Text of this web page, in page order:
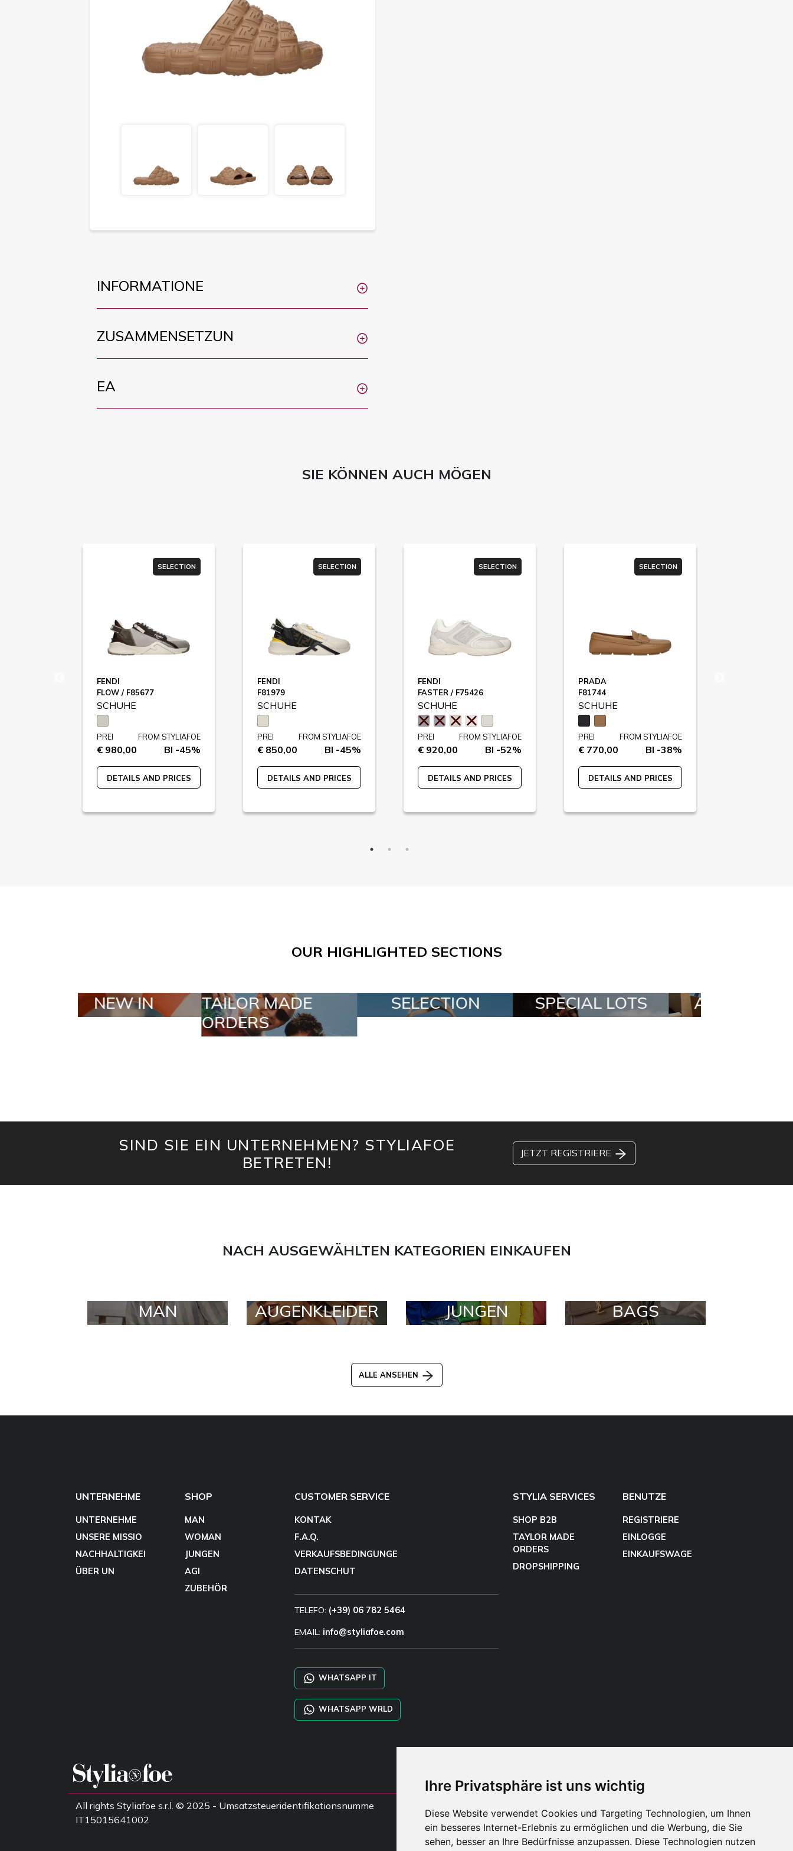
Ihre Privatsphäre ist uns wichtig
Diese Website verwendet Cookies und Targeting Technologien, um Ihnen
ein besseres Internet-Erlebnis zu ermöglichen und die Werbung, die Sie
sehen, besser an Ihre Bedürfnisse anzupassen. Diese Technologien nutzen
INFORMATIONE
ZUSAMMENSETZUN
EA
SIE KÖNNEN AUCH MÖGEN
SELECTION
FENDI
FLOW / F85677
SCHUHE
PREI
€ 980,00
FROM STYLIAFOE
BI -45%
DETAILS AND PRICES
SELECTION
FENDI
F81979
SCHUHE
PREI
€ 850,00
FROM STYLIAFOE
BI -45%
DETAILS AND PRICES
SELECTION
FENDI
FASTER / F75426
SCHUHE
PREI
€ 920,00
FROM STYLIAFOE
BI -52%
DETAILS AND PRICES
SELECTION
PRADA
F81744
SCHUHE
PREI
€ 770,00
FROM STYLIAFOE
BI -38%
DETAILS AND PRICES
OUR HIGHLIGHTED SECTIONS
TAILOR MADE
ORDERS
SELECTION SPECIAL LOTS ALL IN A BOX STYLIA
SIND SIE EIN UNTERNEHMEN? STYLIAFOE
BETRETEN!
JETZT REGISTRIERE
NACH AUSGEWÄHLTEN KATEGORIEN EINKAUFEN
MAN AUGENKLEIDER JUNGEN BAGS
ALLE ANSEHEN
UNTERNEHME
UNTERNEHME
UNSERE MISSIO
NACHHALTIGKEI
ÜBER UN
SHOP
MAN
WOMAN
JUNGEN
AGI
ZUBEHÖR
CUSTOMER SERVICE
KONTAK
F.A.Q.
VERKAUFSBEDINGUNGE
DATENSCHUT
TELEFO: (+39) 06 782 5464
EMAIL: info@styliafoe.com
WHATSAPP IT
WHATSAPP WRLD
STYLIA SERVICES
SHOP B2B
TAYLOR MADE
ORDERS
DROPSHIPPING
BENUTZE
REGISTRIERE
EINLOGGE
EINKAUFSWAGE
All rights Styliafoe s.r.l. © 2025 - Umsatzsteueridentifikationsnumme
IT15015641002
Folge uns